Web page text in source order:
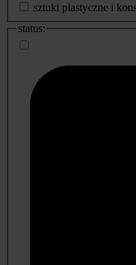
sztuki plastyczne i
status: